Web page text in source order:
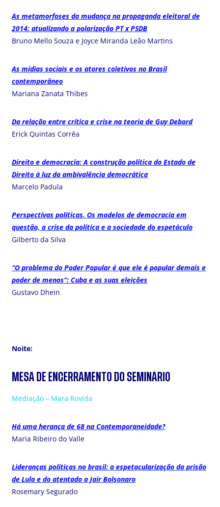
As metamorfoses da mudança na propaganda eleitoral de
2014: atualizando a polarização PT x PSDB
Bruno Mello Souza e Joyce Miranda Leão Martins
As mídias sociais e os atores coletivos no Brasil
contemporâneo
Mariana Zanata Thibes
Da relação entre crítica e crise na teoria de Guy Debord
Erick Quintas Corrêa
Direito e democracia: A construção política do Estado de
Direito à luz da ambivalência democrática
Marcelo Padula
Perspectivas políticas. Os modelos de democracia em
questão, a crise da política e a sociedade do espetáculo
Gilberto da Silva
“O problema do Poder Popular é que ele é popular demais e
poder de menos”: Cuba e as suas eleições
Gustavo Dhein
Noite:
MESA DE ENCERRAMENTO DO SEMINÁRIO
Mediação – Mara Rovida
Há uma herança de 68 na Contemporaneidade?
Maria Ribeiro do Valle
Lideranças políticas no brasil: a espetacularização da prisão
de Lula e do atentado a Jair Bolsonaro
Rosemary Segurado